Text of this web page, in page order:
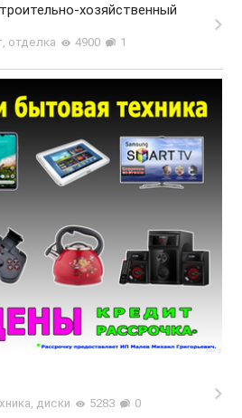
хозяйственный
отделка 4900 1
диски 5283 0